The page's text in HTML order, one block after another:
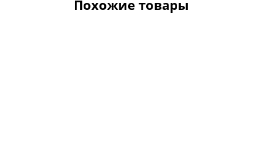
Похожие товары